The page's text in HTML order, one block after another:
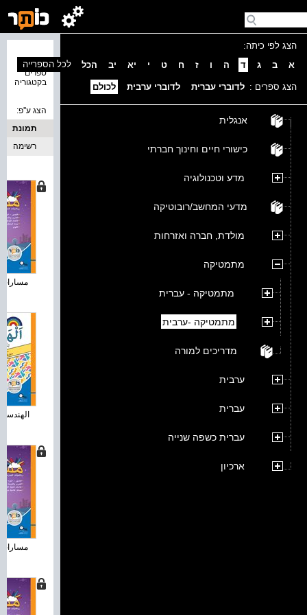
הצג לפי כיתה:
א
ב ג ד ה ו ז ח ט י יא יב הכל
הצג ספרים : לדוברי עברית לדוברי ערבית לכולם
אנגלית
כישורי חיים וחינוך חברתי
מדע וטכנולוגיה
מדעי המחשב/רובוטיקה
מולדת, חברה ואזרחות
מתמטיקה
מתמטיקה - עברית
מתמטיקה -ערבית
מדריכים למורה
ערבית
עברית
עברית כשפה שנייה
ארכיון
ספרים
בקטגוריה
לכל הספרייה
הצג ע''פ:
תמונת
כריכה
רשימה
مسارات
مسارات